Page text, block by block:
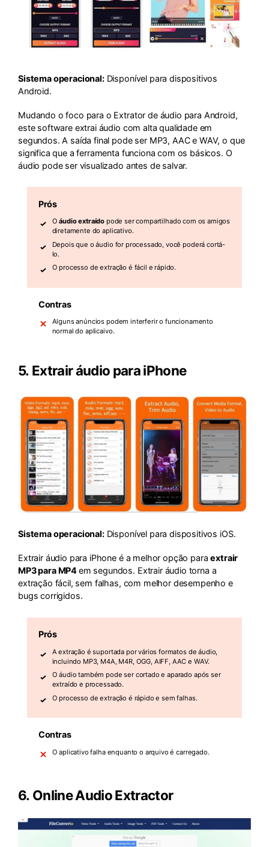
Sistema operacional: Disponível para dispositivos
Android.
Mudando o foco para o Extrator de áudio para Android,
este software extrai áudio com alta qualidade em
segundos. A saída final pode ser MP3, AAC e WAV, o que
significa que a ferramenta funciona com os básicos. O
áudio pode ser visualizado antes de salvar.
Prós
O áudio extraído pode ser compartilhado com os amigos
diretamente do aplicativo.
Depois que o áudio for processado, você poderá cortá-
lo.
O processo de extração é fácil e rápido.
Contras
Alguns anúncios podem interferir o funcionamento
normal do aplicaivo.
5. Extrair áudio para iPhone
Sistema operacional: Disponível para dispositivos iOS.
Extrair áudio para iPhone é a melhor opção para extrair
MP3 para MP4em segundos. Extrair áudio torna a
extração fácil, sem falhas, com melhor desempenho e
bugs corrigidos.
Prós
A extração é suportada por vários formatos de áudio,
incluindo MP3, M4A, M4R, OGG, AIFF, AAC e WAV.
O áudio também pode ser cortado e aparado após ser
extraído e processado.
O processo de extração é rápido e sem falhas.
Contras
O aplicativo falha enquanto o arquivo é carregado.
6. Online Audio Extractor